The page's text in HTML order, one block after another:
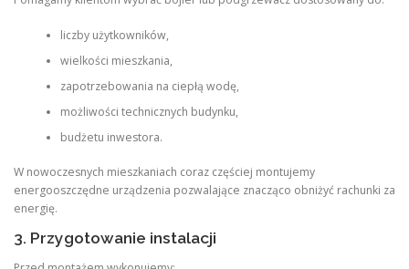
liczby użytkowników,
wielkości mieszkania,
zapotrzebowania na ciepłą wodę,
możliwości technicznych budynku,
budżetu inwestora.
W nowoczesnych mieszkaniach coraz częściej montujemy
energooszczędne urządzenia pozwalające znacząco obniżyć rachunki za
energię.
3. Przygotowanie instalacji